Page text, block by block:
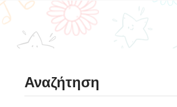
Αναζήτηση